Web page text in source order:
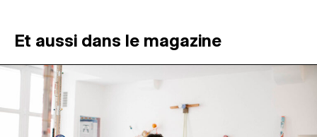
ATELIERS OUVERTS
PROGRAMMATION
MAGAZINE
Et aussi dans le magazine